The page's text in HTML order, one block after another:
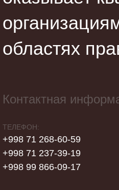
областях
Контактная
ТЕЛЕФОН:
+998 71 268-60-59
+998 71 237-39-19
+998 99 866-09-17